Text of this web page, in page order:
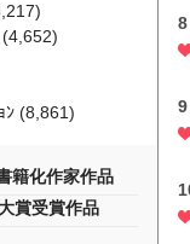
ﾝ (8,861)
籍化作家作品
賞受賞作品